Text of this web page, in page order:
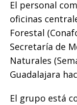
El personal
oficinas
Forestal
Secretaría de
Naturales
Guadalajara
El grupo está